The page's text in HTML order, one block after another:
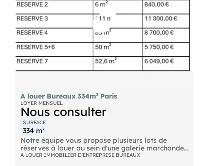
A louer Bureaux 334m² Paris
LOYER MENSUEL
Nous consulter
SURFACE
334 m²
Notre équipe vous propose plusieurs lots de
réserves à louer au sein d'une galerie marchande
située à proximité de l'Avenue des Champs
A LOUER IMMOBILIER D'ENTREPRISE BUREAUX